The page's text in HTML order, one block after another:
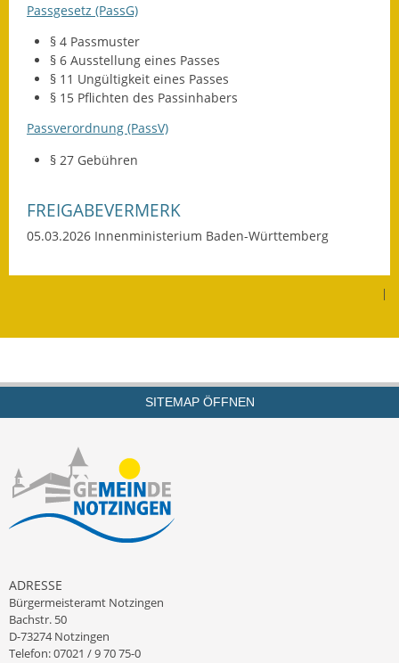
Passgesetz (PassG)
§ 4Passmuster
§ 6 Ausstellung eines Passes
§ 11 Ungültigkeit eines Passes
§ 15 Pflichten des Passinhabers
Passverordnung (PassV)
§ 27Gebühren
FREIGABEVERMERK
05.03.2026 Innenministerium Baden-Württemberg
|
SITEMAP ÖFFNEN
ADRESSE
Bürgermeisteramt Notzingen
Bachstr. 50
D-73274 Notzingen
Telefon: 07021 / 9 70 75-0